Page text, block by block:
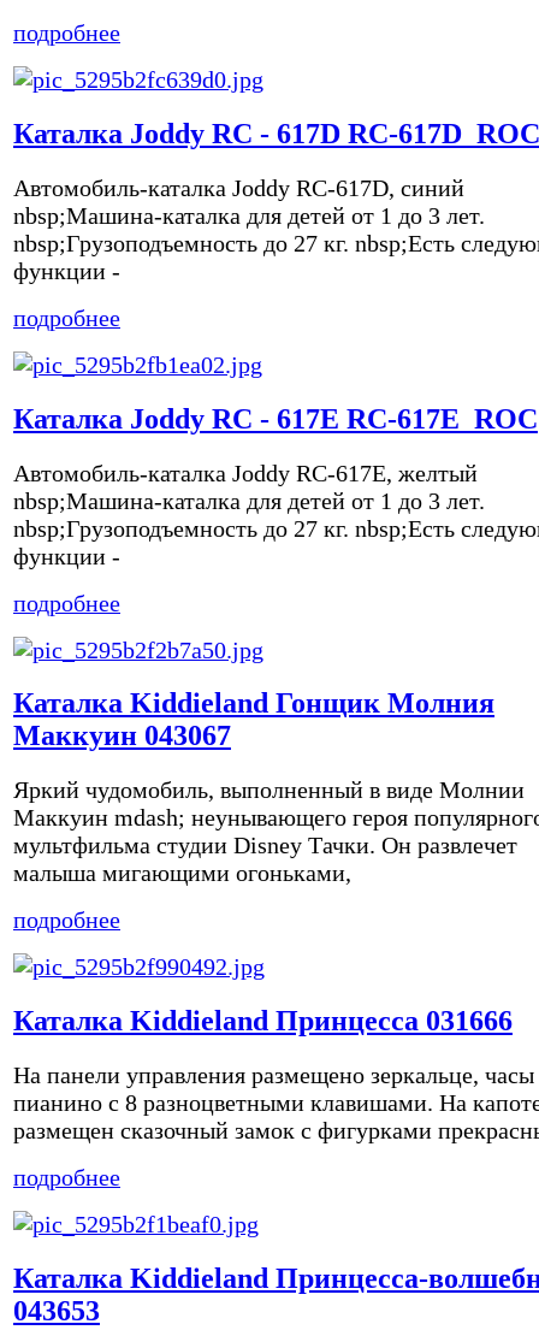
подробнее
Каталка Joddy RC - 617D RC-617D_ROC
Автомобиль-каталка Joddy RC-617D, синий
nbsp;Машина-каталка для детей от 1 до 3 лет.
nbsp;Грузоподъемность до 27 кг. nbsp;Есть
функции -
подробнее
Каталка Joddy RC - 617E RC-617E_ROC
Автомобиль-каталка Joddy RC-617E, желтый
nbsp;Машина-каталка для детей от 1 до 3 лет.
nbsp;Грузоподъемность до 27 кг. nbsp;Есть
функции -
подробнее
Каталка Kiddieland Гонщик Молния
Маккуин 043067
Яркий чудомобиль, выполненный в виде Молнии
Маккуин mdash; неунывающего героя
мультфильма студии Disney Тачки. Он развлечет
малыша мигающими огоньками,
подробнее
Каталка Kiddieland Принцесса 031666
На панели управления размещено зеркальце,
пианино с 8 разноцветными клавишами. На
размещен сказочный замок с фигурками
подробнее
Каталка Kiddieland Принцесса-
043653